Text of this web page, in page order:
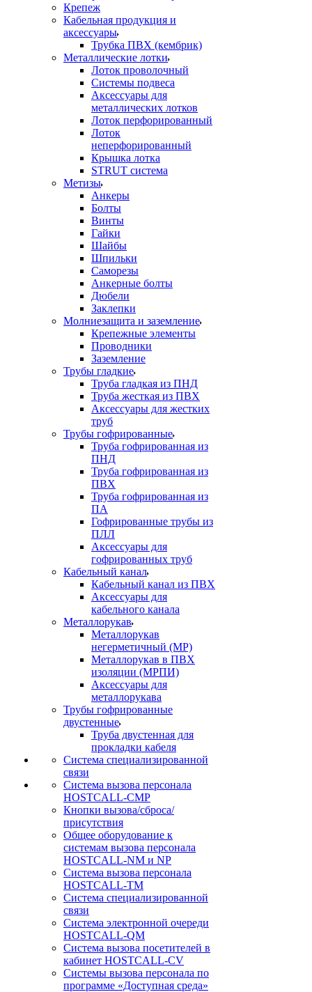
Крепеж
Кабельная продукция и
аксессуары
Трубка ПВХ (кембрик)
Металлические лотки
Лоток проволочный
Системы подвеса
Аксессуары для
металлических лотков
Лоток перфорированный
Лоток
неперфорированный
Крышка лотка
STRUT система
Метизы
Анкеры
Болты
Винты
Гайки
Шайбы
Шпильки
Саморезы
Анкерные болты
Дюбели
Заклепки
Молниезащита и заземление
Крепежные элементы
Проводники
Заземление
Трубы гладкие
Труба гладкая из ПНД
Труба жесткая из ПВХ
Аксессуары для жестких
труб
Трубы гофрированные
Труба гофрированная из
ПНД
Труба гофрированная из
ПВХ
Труба гофрированная из
ПА
Гофрированные трубы из
ПЛЛ
Аксессуары для
гофрированных труб
Кабельный канал
Кабельный канал из ПВХ
Аксессуары для
кабельного канала
Металлорукав
Металлорукав
негерметичный (МР)
Металлорукав в ПВХ
изоляции (МРПИ)
Аксессуары для
металлорукава
Трубы гофрированные
двустенные
Труба двустенная для
прокладки кабеля
Система специализированной
связи
Cистема вызова персонала
HOSTCALL-CMP
Кнопки вызова/сброса/
присутствия
Общее оборудование к
системам вызова персонала
HOSTCALL-NM и NP
Система вызова персонала
HOSTCALL-TM
Система специализированной
связи
Система электронной очереди
HOSTCALL-QM
Cистема вызова посетителей в
кабинет HOSTCALL-CV
Системы вызова персонала по
программе «Доступная среда»